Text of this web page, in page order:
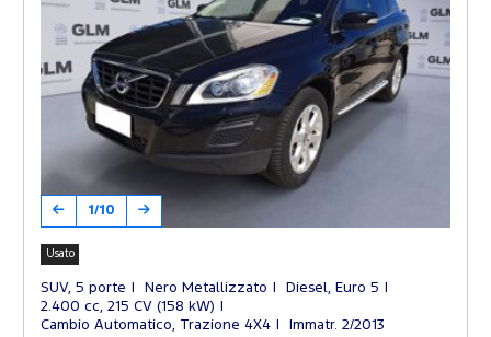
1/10
Usato
SUV, 5 porte Nero Metallizzato
Diesel, Euro 5
2.400 cc, 215 CV (158 kW)
Cambio Automatico, Trazione 4X4
Immatr. 2/2013